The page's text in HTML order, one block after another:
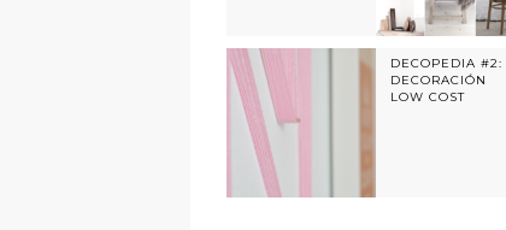
DECOPEDIA #2:
DECORACIÓN
LOW COST